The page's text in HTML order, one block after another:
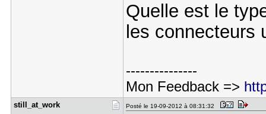
Quelle est le
les connecteurs
---------------
Mon Feedback =>
still_at_w​ork Posté le 19-09-2012 à 08:31:32